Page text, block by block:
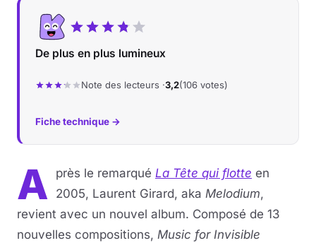
De plus en plus lumineux
Note des lecteurs ·3,2(106 votes)
Fiche technique →
A près le remarqué La Tête qui flotte en
2005, Laurent Girard, aka Melodium,
revient avec un nouvel album. Composé de 13
nouvelles compositions, Music for Invisible